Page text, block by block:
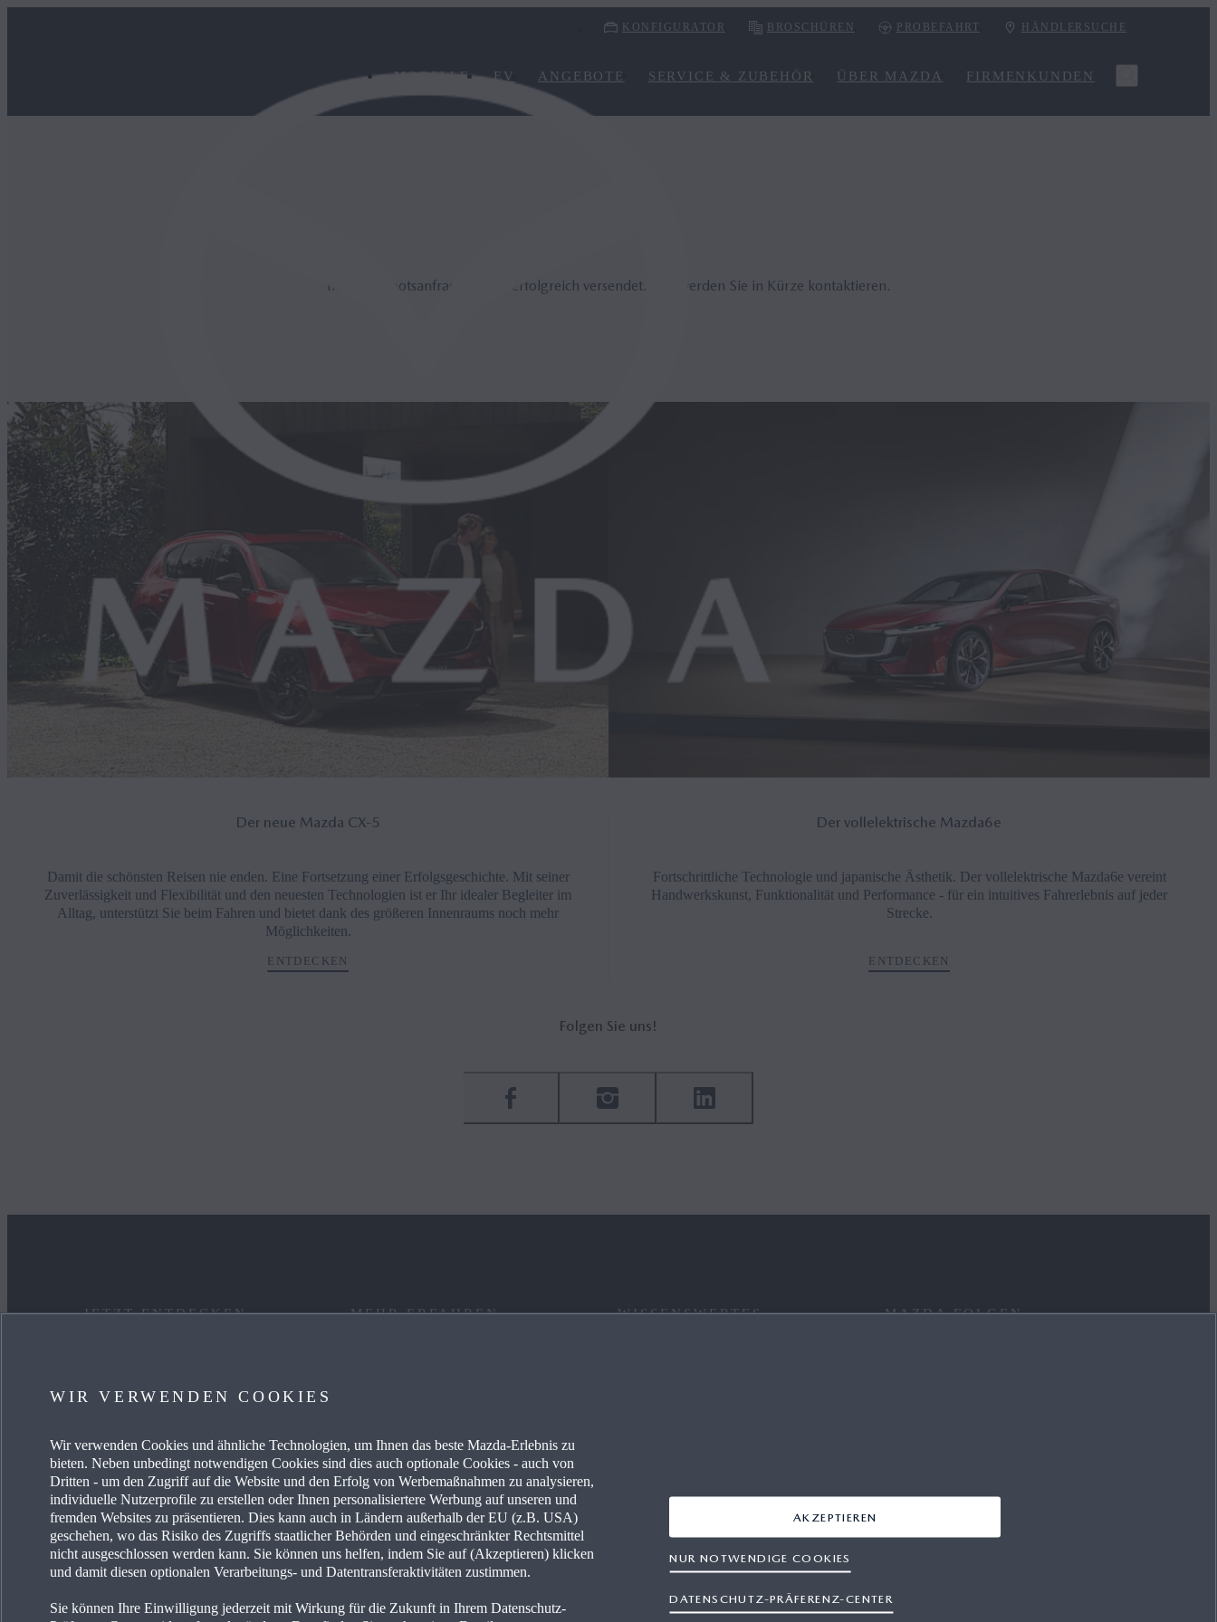
KONFIGURATOR BROSCHÜREN PROBEFAHRT HÄNDLERSUCHE
MODELLE EV ANGEBOTE SERVICE & ZUBEHÖR ÜBER MAZDA FIRMENKUNDEN
Ihre Angebotsanfrage wurde erfolgreich versendet. Wir werden Sie in Kürze kontaktieren.
Der neue Mazda CX‑5
Damit die schönsten Reisen nie enden. Eine Fortsetzung einer Erfolgsgeschichte. Mit seiner
Zuverlässigkeit und Flexibilität und den neuesten Technologien ist er Ihr idealer Begleiter im
Alltag, unterstützt Sie beim Fahren und bietet dank des größeren Innenraums noch mehr
Möglichkeiten.
ENTDECKEN
Der vollelektrische Mazda6e
Fortschrittliche Technologie und japanische Ästhetik. Der vollelektrische Mazda6e vereint
Handwerkskunst, Funktionalität und Performance - für ein intuitives Fahrerlebnis auf jeder
Strecke.
ENTDECKEN
Folgen Sie uns!
JETZT ENTDECKEN
AKTUELLE ANGEBOTE
BUSINESS ANGEBOTE
EIN AUTO KAUFEN
HÄNDLERSUCHE
MEHR ERFAHREN
FREIE WERKSTÄTTEN
PRESSE
MAZDA FINANCE
WISSENSWERTES
MAZDA TOOLBOX
RETTUNGSKARTEN
MAZDA FOLGEN
WIR VERWENDEN COOKIES
Wir verwenden Cookies und ähnliche Technologien, um Ihnen das beste Mazda-Erlebnis zu
bieten. Neben unbedingt notwendigen Cookies sind dies auch optionale Cookies - auch von
Dritten - um den Zugriff auf die Website und den Erfolg von Werbemaßnahmen zu analysieren,
individuelle Nutzerprofile zu erstellen oder Ihnen personalisiertere Werbung auf unseren und
fremden Websites zu präsentieren. Dies kann auch in Ländern außerhalb der EU (z.B. USA)
geschehen, wo das Risiko des Zugriffs staatlicher Behörden und eingeschränkter Rechtsmittel
nicht ausgeschlossen werden kann. Sie können uns helfen, indem Sie auf (Akzeptieren) klicken
und damit diesen optionalen Verarbeitungs- und Datentransferaktivitäten zustimmen.
Sie können Ihre Einwilligung jederzeit mit Wirkung für die Zukunft in Ihrem Datenschutz-
DATENSCHUTZ-PRÄFERENZ-CENTER
NUR NOTWENDIGE COOKIES
AKZEPTIEREN